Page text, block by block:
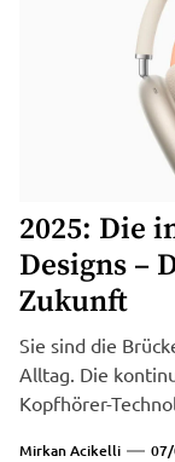
2025: Die
Designs –
Zukunft
Sie sind die
Alltag. Die
Kopfhörer-
Mirkan Acikelli